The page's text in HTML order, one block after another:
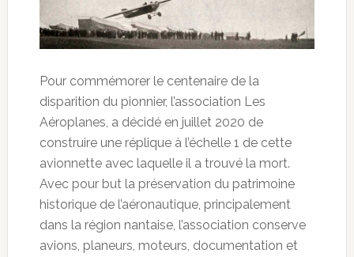
Pour commémorer le centenaire de la
disparition du pionnier, l’association Les
Aéroplanes, a décidé en juillet 2020 de
construire une réplique à l’échelle 1 de cette
avionnette avec laquelle il a trouvé la mort.
Avec pour but la préservation du patrimoine
historique de l’aéronautique, principalement
dans la région nantaise, l’association conserve
avions, planeurs, moteurs, documentation et